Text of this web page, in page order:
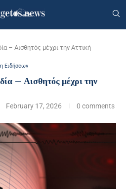
– Αισθητός μέχρι την Αττική
Ειδήσεων
– Αισθητός μέχρι την
February 17, 2026 0 comments